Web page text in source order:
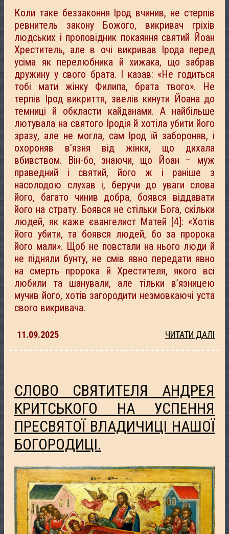
Коли таке беззаконня Ірод вчинив, не стерпів
ревнитель закону Божого, викривач гріхів
людських і проповідник покаяння святий Йоан
Хреститель, але в очі викривав Ірода перед
усіма як перелюбника й хижака, що забрав
дружину у свого брата. І казав: «Не годиться
тобі мати жінку Филипа, брата твого». Не
терпів Ірод викриття, звелів кинути Йоана до
темниці й обкласти кайданами. А найбільше
лютувала на святого Іродія й хотіла убити його
зразу, але не могла, сам Ірод їй забороняв, і
охороняв в’язня від жінки, що дихала
вбивством. Він-бо, знаючи, що Йоан – муж
праведний і святий, його ж і раніше з
насолодою слухав і, беручи до уваги слова
його, багато чинив добра, боявся віддавати
його на страту. Боявся не стільки Бога, скільки
людей, як каже євангелист Матей [4]: «Хотів
його убити, та боявся людей, бо за пророка
його мали». Щоб не повстали на нього люди й
не підняли бунту, не смів явно передати явно
на смерть пророка й Хрестителя, якого всі
любили та шанували, але тільки в’язницею
мучив його, хотів загородити незмовкаючі уста
свого викривача.
11.09.2025 ЧИТАТИ ДАЛІ
СЛОВО СВЯТИТЕЛЯ АНДРЕЯ
КРИТСЬКОГО НА УСПЕННЯ
ПРЕСВЯТОЇ ВЛАДИЧИЦІ НАШОЇ
БОГОРОДИЦІ.